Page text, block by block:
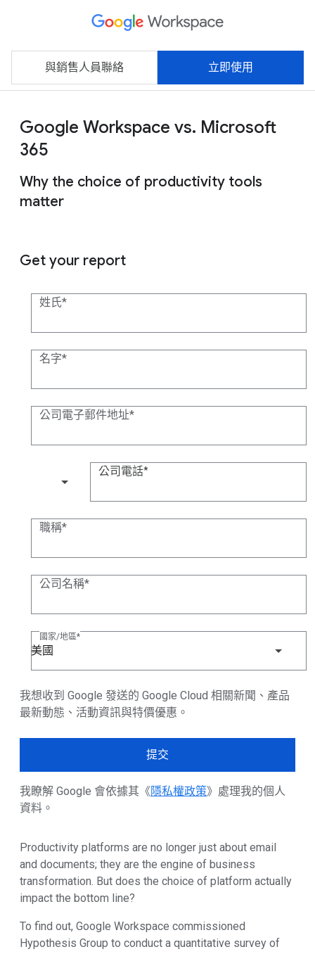
與銷售人員聯絡 立即使用
Google Workspace vs. Microsoft
365
Why the choice of productivity tools
matter
Get your report
姓氏
名字
公司電子郵件地址
公司電話
職稱
公司名稱
國家/地區
美國
我想收到 Google 發送的 Google Cloud 相關新聞、產品
最新動態、活動資訊與特價優惠。
提交
我瞭解 Google 會依據其《隱私權政策》處理我的個人
資料。
Productivity platforms are no longer just about email
and documents; they are the engine of business
transformation. But does the choice of platform actually
impact the bottom line?
To find out, Google Workspace commissioned
Hypothesis Group to conduct a quantitative survey of